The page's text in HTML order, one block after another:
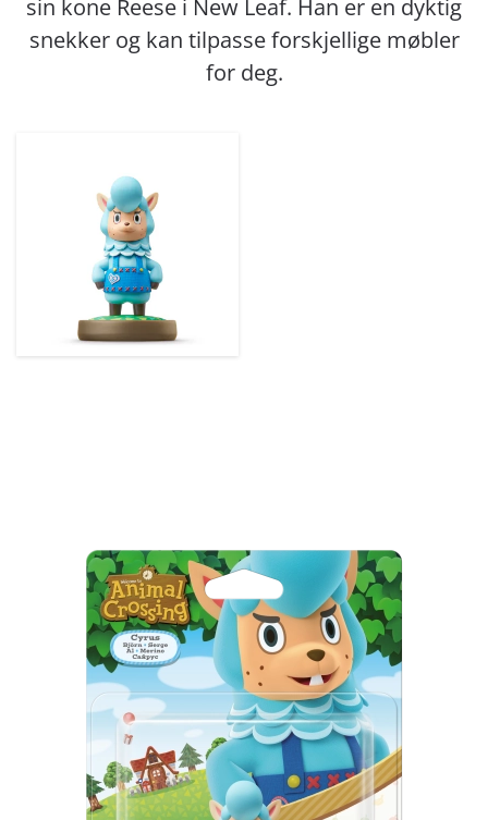
sin kone Reese i New Leaf. Han er en dyktig
snekker og kan tilpasse forskjellige møbler
for deg.